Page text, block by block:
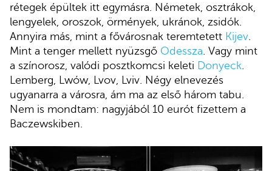
rétegek épültek itt egymásra. Németek, osztrákok,
lengyelek, oroszok, örmények, ukránok, zsidók.
Annyira más, mint a fővárosnak teremtetett Kijev
Mint a tenger mellett nyüzsgő Odessza . Vagy mint
a színorosz, valódi posztkomcsi keleti Donyeck
Lemberg, Lwów, Lvov, Lviv. Négy elnevezés
ugyanarra a városra, ám ma az első három tabu.
Nem is mondtam: nagyjából 10 eurót fizettem a
Baczewskiben.